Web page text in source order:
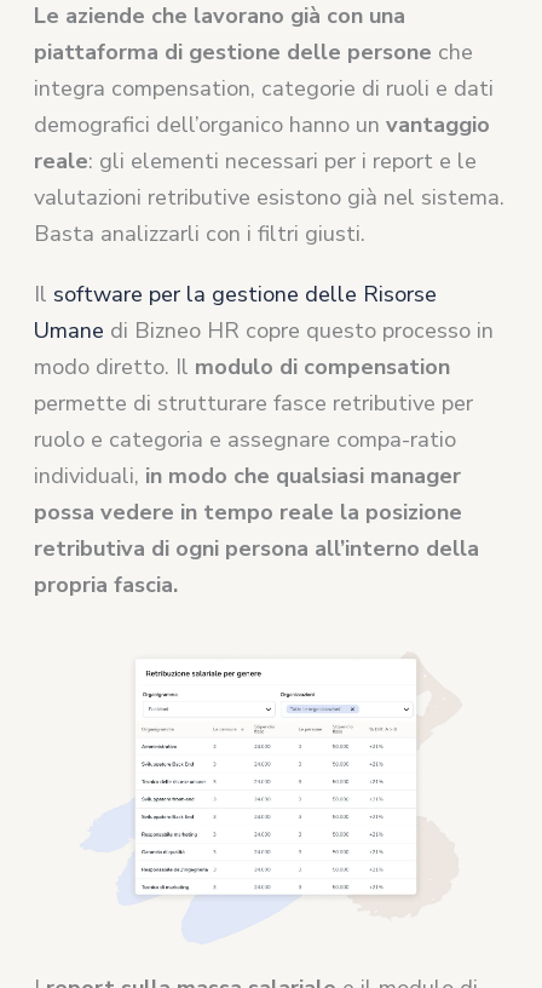
Le aziende che lavorano già con una
piattaforma di gestione delle persone che
integra compensation, categorie di ruoli e dati
demografici dell’organico hanno unvantaggio
reale: gli elementi necessari per i report e le
valutazioni retributive esistono già nel sistema.
Basta analizzarli con i filtri giusti.
Il software per la gestione delle Risorse
Umane di Bizneo HR copre questo processo in
modo diretto. Il modulo di compensation
permette di strutturare fasce retributive per
ruolo e categoria e assegnare compa-ratio
individuali, in modo che qualsiasi manager
possa vedere in tempo reale la posizione
retributiva di ogni persona all’interno della
propria fascia.